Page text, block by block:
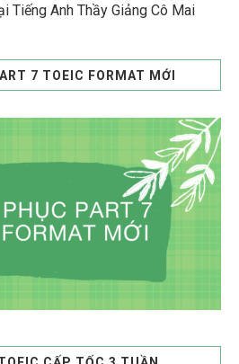
Tiếng Anh Thầy Giảng Cô Mai
7 TOEIC FORMAT MỚI